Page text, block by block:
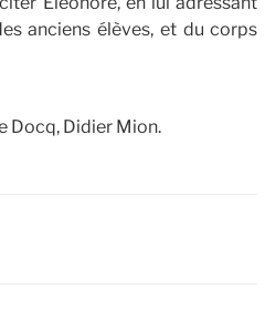
anciens élèves, et du corps
Docq, Didier Mion.